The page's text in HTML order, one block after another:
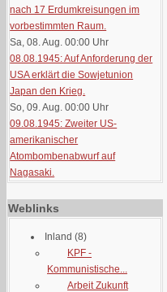
nach 17 Erdumkreisungen im
vorbestimmten Raum.
Sa, 08. Aug. 00:00 Uhr
08.08.1945: Auf Anforderung der
USA erklärt die Sowjetunion
Japan den Krieg.
So, 09. Aug. 00:00 Uhr
09.08.1945: Zweiter US-
amerikanischer
Atombombenabwurf auf
Nagasaki.
Weblinks
Inland (8)
KPF -
Kommunistische...
Arbeit Zukunft